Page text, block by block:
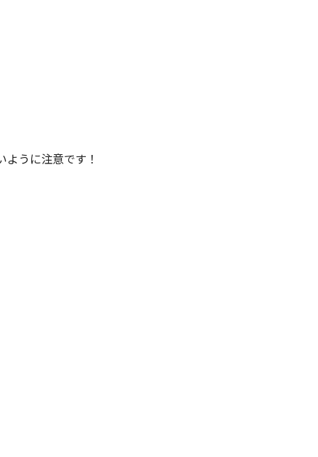
うに注意です！